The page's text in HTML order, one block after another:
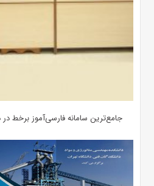
جامع‌ترین سامانه فارسی‌آموز برخط در